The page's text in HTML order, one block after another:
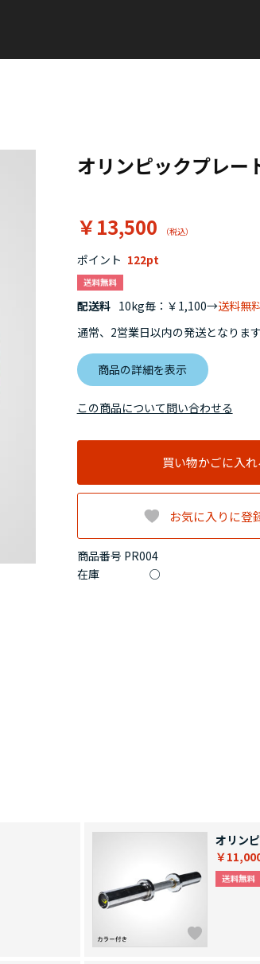
オリンピックプレ
￥13,500
商品番号 PR004
ポイント 122
在庫 ○
配送料 10kg毎：￥1,100→送料無
通常、2営業日以内の発送となります
商品の詳細を表示
買い物かごに入れ
お気に入りに登
この商品について問い合わせる
オリン
￥